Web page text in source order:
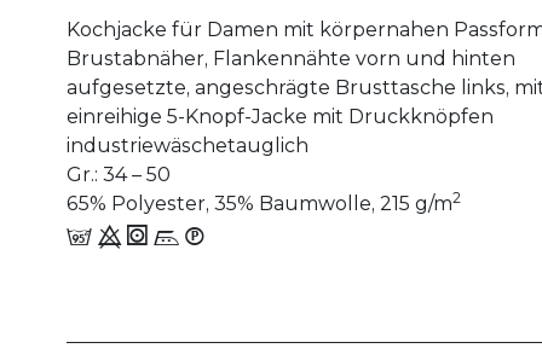
Kochjacke für Damen mit körpernahen
Brustabnäher, Flankennähte vorn und hinten
aufgesetzte, angeschrägte Brusttasche links,
einreihige 5-Knopf-Jacke mit Druckknöpfen
industriewäschetauglich
Gr.: 34 – 50
65% Polyester, 35% Baumwolle, 215 g/m2
e 9 1 n_W